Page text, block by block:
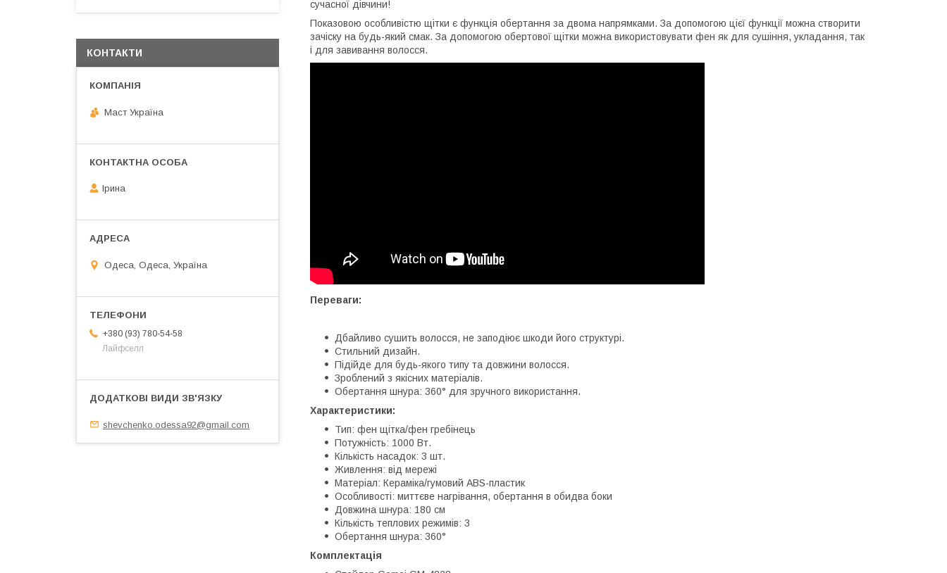
сучасної дівчини!
Показовою особливістю щітки є функція обертання за двома напрямками. За допомогою цієї функції можна створити
зачіску на будь-який смак. За допомогою обертової щітки можна використовувати фен як для сушіння, укладання, так
і для завивання волосся.
Переваги:
Дбайливо сушить волосся, не заподіює шкоди його структурі.
Стильний дизайн.
Підійде для будь-якого типу та довжини волосся.
Зроблений з якісних матеріалів.
Обертання шнура: 360° для зручного використання.
Характеристики:
Тип: фен щітка/фен гребінець
Потужність: 1000 Вт.
Кількість насадок: 3 шт.
Живлення: від мережі
Матеріал: Кераміка/гумовий ABS-пластик
Особливості: миттєве нагрівання, обертання в обидва боки
Довжина шнура: 180 см
Кількість теплових режимів: 3
Обертання шнура: 360°
Комплектація
КОНТАКТИ
Маст Україна
Ірина
Одеса, Одеса, Україна
+380 (93) 780-54-58
Лайфселл
shevchenko.odessa92@gmail.com